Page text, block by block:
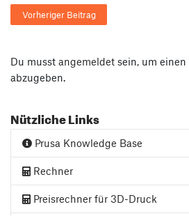
Vorheriger Beitrag
Du musst angemeldet sein, um
abzugeben.
Nützliche Links
Prusa Knowledge Base
Rechner
Preisrechner für 3D-Druck